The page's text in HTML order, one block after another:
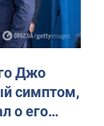
Джо
симптом,
о его